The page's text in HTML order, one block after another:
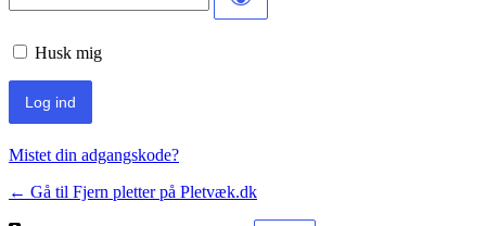
Husk mig
Mistet din adgangskode?
← Gå til Fjern pletter på Pletvæk.dk